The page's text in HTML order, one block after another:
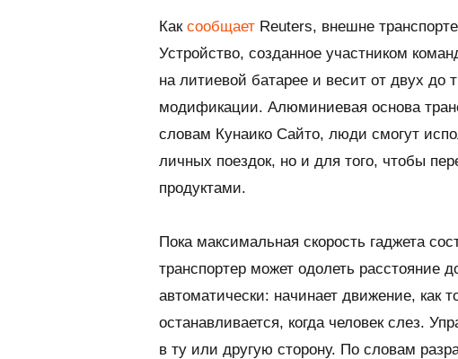
Как сообщает Reuters, внешне
Устройство, созданное участником
на литиевой батарее и весит от двух до
модификации. Алюминиевая основа
словам Кунаико Сайто, люди смогут
личных поездок, но и для того, чтобы
продуктами.
Пока максимальная скорость гаджета
транспортер может одолеть расстояние
автоматически: начинает движение, как
останавливается, когда человек слез.
в ту или другую сторону. По словам